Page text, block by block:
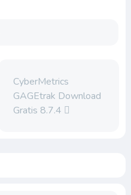
CyberMetrics
GAGEtrak Download
Gratis 8.7.4